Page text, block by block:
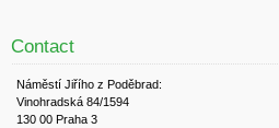
Contact
Náměstí Jiřího z Poděbrad:
Vinohradská 84/1594
130 00 Praha 3